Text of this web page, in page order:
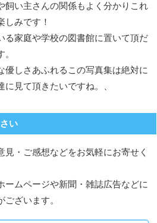
飼い主さんの関係もよく分かりこれ
しみです！
る家庭や学校の図書館に置いて頂だ
優しさあふれるこの写真集は絶対に
見て頂きたいですね。、
い
見・ご感想などをお気軽にお寄せく
ームページや新聞・雑誌広告などに
ざいます。